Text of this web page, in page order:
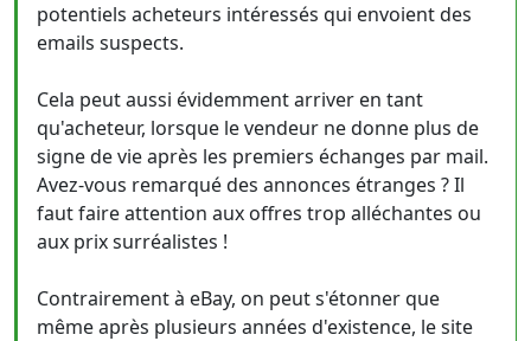
potentiels acheteurs intéressés qui envoient des
emails suspects.
Cela peut aussi évidemment arriver en tant
qu'acheteur, lorsque le vendeur ne donne plus de
signe de vie après les premiers échanges par mail.
Avez-vous remarqué des annonces étranges ? Il
faut faire attention aux offres trop alléchantes ou
aux prix surréalistes !
Contrairement à eBay, on peut s'étonner que
même après plusieurs années d'existence, le site